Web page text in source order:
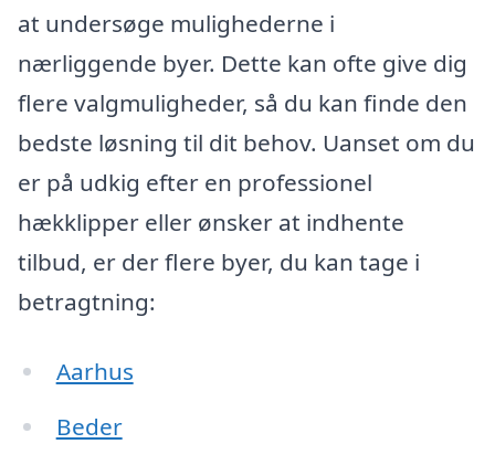
at undersøge mulighederne i
nærliggende byer. Dette kan ofte give dig
flere valgmuligheder, så du kan finde den
bedste løsning til dit behov. Uanset om du
er på udkig efter en professionel
hækklipper eller ønsker at indhente
tilbud, er der flere byer, du kan tage i
betragtning:
Aarhus
Beder